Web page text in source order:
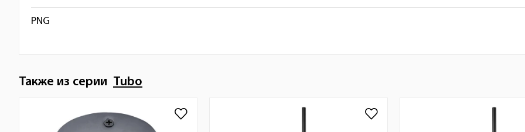
PNG
Также из серии Tubo